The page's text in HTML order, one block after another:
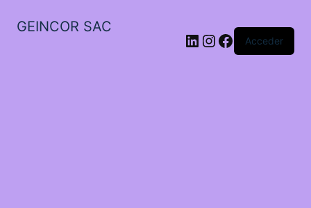
GEINCOR SAC
LinkedIn
Instagram
Facebook
Acceder